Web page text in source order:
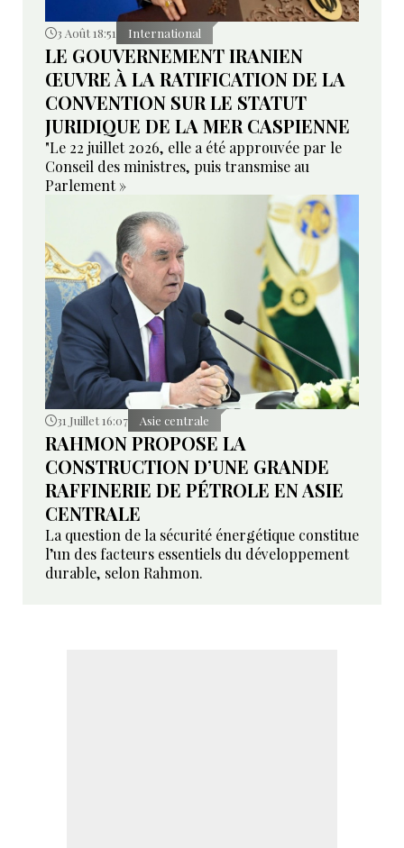
3 Août 18:51 International
LE GOUVERNEMENT IRANIEN
ŒUVRE À LA RATIFICATION DE LA
CONVENTION SUR LE STATUT
JURIDIQUE DE LA MER CASPIENNE
"Le 22 juillet 2026, elle a été approuvée par le
Conseil des ministres, puis transmise au
Parlement »
31 Juillet 16:07 Asie centrale
RAHMON PROPOSE LA
CONSTRUCTION D’UNE GRANDE
RAFFINERIE DE PÉTROLE EN ASIE
CENTRALE
La question de la sécurité énergétique constitue
l’un des facteurs essentiels du développement
durable, selon Rahmon.